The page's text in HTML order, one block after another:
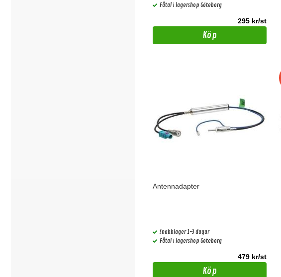
Fåtal i lagershop Göteborg
295 kr/st
Köp
Antennadapter
Snabblager 1-3 dagar
Fåtal i lagershop Göteborg
479 kr/st
Köp